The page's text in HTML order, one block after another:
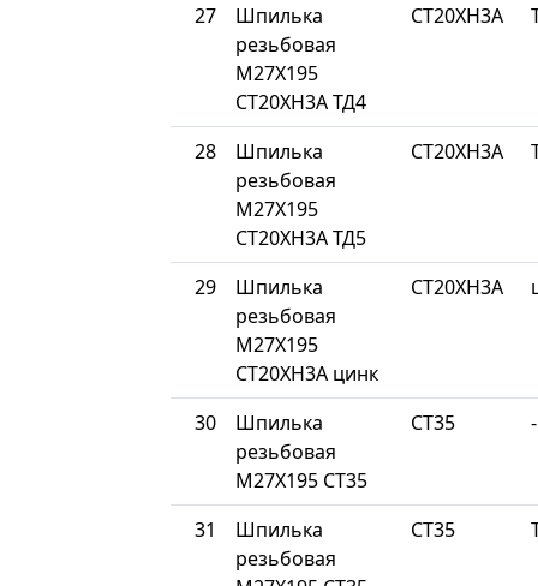
27
Шпилька
резьбовая
М27Х195
СТ20ХН3А ТД4
СТ20ХН3А
28
Шпилька
резьбовая
М27Х195
СТ20ХН3А ТД5
СТ20ХН3А
29
Шпилька
резьбовая
М27Х195
СТ20ХН3А цинк
СТ20ХН3А
30
Шпилька
резьбовая
М27Х195 СТ35
СТ35 -
31
Шпилька
резьбовая
СТ35